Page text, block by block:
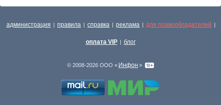
администрация | правила | справка | реклама | для правообладателей |
оплата VIP | блог
© 2008-2026 ООО « Инфон »